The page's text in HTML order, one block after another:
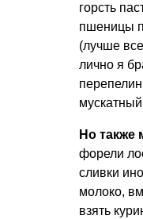
горсть
пшеницы
(лучше
лично я
мускатный
Но также
форели
сливки
молоко,
взять